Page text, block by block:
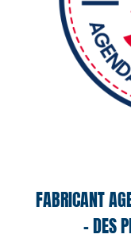
FABRICANT
– DES